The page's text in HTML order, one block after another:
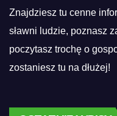
Znajdziesz tu cenne
sławni ludzie, poznasz
poczytasz trochę o
zostaniesz tu na dłużej!